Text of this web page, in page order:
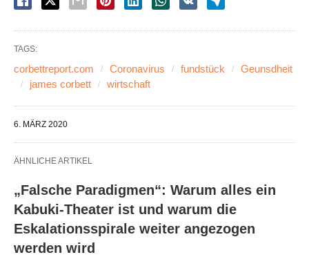
TAGS:
corbettreport.com Coronavirus fundstück
Geunsdheit
james corbett
wirtschaft
6. MÄRZ 2020
ÄHNLICHE ARTIKEL
„Falsche Paradigmen“: Warum alles ein
Kabuki-Theater ist und warum die
Eskalationsspirale weiter angezogen
werden wird